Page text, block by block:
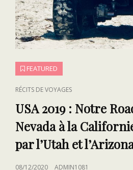
FEATURED
CAT
LINKS
RÉCITS DE VOYAGES
USA 2019 : Notre
Nevada à la
par l’Utah et
POSTED
08/12/2020 ADMIN1081